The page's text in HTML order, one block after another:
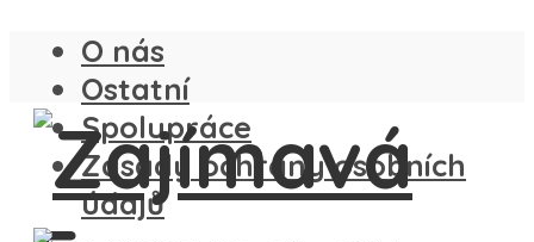
O nás
Ostatní
Spolupráce
Zásady ochrany osobních
údajů